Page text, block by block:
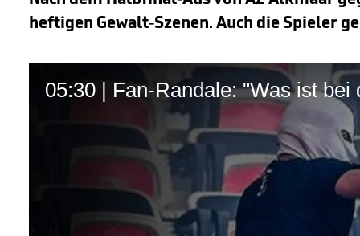
heftigen Gewalt-Szenen. Auch die Spieler
05:30 | Fan-Randale: "Was ist